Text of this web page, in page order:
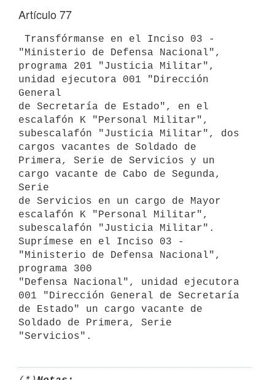
Artículo 77
"Ministerio de Defensa Nacional",
programa 201 "Justicia Militar",
unidad ejecutora 001 "Dirección
General
de Secretaría de Estado", en el
escalafón K "Personal Militar",
subescalafón "Justicia Militar", dos
cargos vacantes de Soldado de
Primera, Serie de Servicios y un
cargo vacante de Cabo de Segunda,
Serie
de Servicios en un cargo de Mayor
escalafón K "Personal Militar",
subescalafón "Justicia Militar".
Suprímese en el Inciso 03 -
"Ministerio de Defensa Nacional",
programa 300
"Defensa Nacional", unidad ejecutora
001 "Dirección General de Secretaría
de Estado" un cargo vacante de
Soldado de Primera, Serie